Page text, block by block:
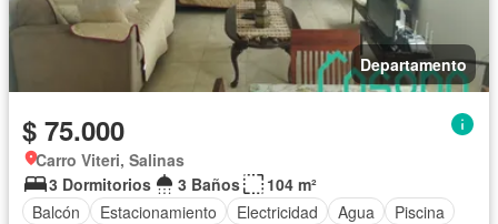
Departamento
$ 75.000
Carro Viteri, Salinas
3 Dormitorios
3 Baños
104 m²
Balcón
Estacionamiento Electricidad Agua
Piscina